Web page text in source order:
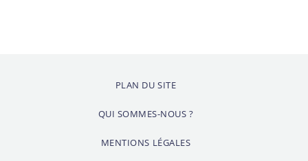
PLAN DU SITE
QUI SOMMES-NOUS ?
MENTIONS LÉGALES